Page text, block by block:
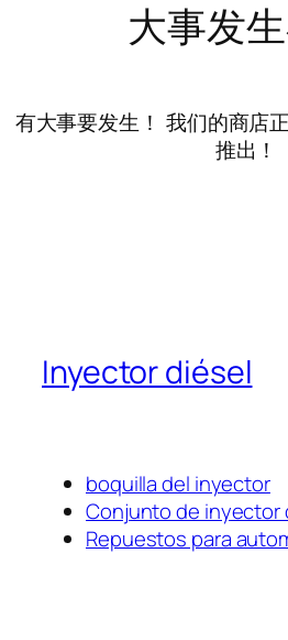
大事发
有大事要发生！ 我们的商店
推出！
Inyector diésel
boquilla del inyector
Conjunto de inyector
Repuestos para